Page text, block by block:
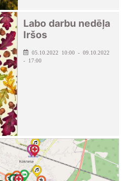
Labo darbu nedēļa
Iršos
05.10.2022 10:00 - 09.10.2022
- 17:00